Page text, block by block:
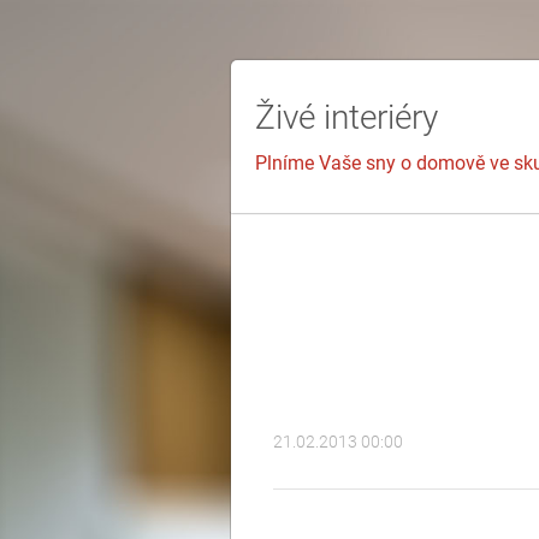
Živé interiéry
Plníme Vaše sny o domově ve
21.02.2013 00:00